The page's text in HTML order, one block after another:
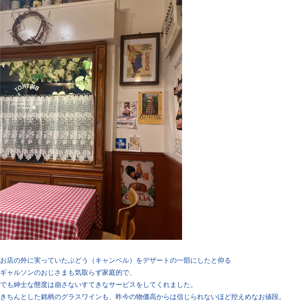
お店の外に実っていたぶどう（キャンベル）をデザートの一部にしたと仰る
ギャルソンのおじさまも気取らず家庭的で、
でも紳士な態度は崩さないすてきなサービスをしてくれました。
きちんとした銘柄のグラスワインも、昨今の物価高からは信じられないほど控えめなお値段。